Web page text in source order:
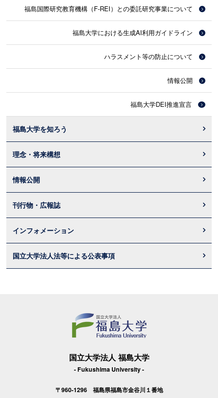
福島国際研究教育機構（F-REI）との委託研究事業について
福島大学における生成AI利用ガイドライン
ハラスメント等の防止について
情報公開
福島大学DEI推進宣言
福島大学を知ろう
理念・将来構想
情報公開
刊行物・広報誌
インフォメーション
国立大学法人法等による公表事項
国立大学法人 福島大学
- Fukushima University -
〒960-1296 福島県福島市金谷川１番地